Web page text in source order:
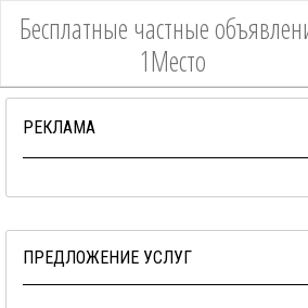
Бесплатные частные
1Место
РЕКЛАМА
ПРЕДЛОЖЕНИЕ УСЛУГ